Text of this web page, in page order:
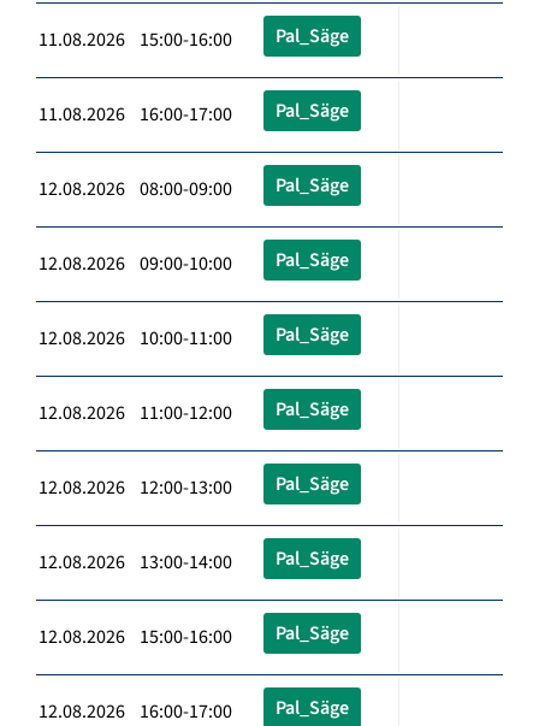
11.08.2026 15:00-16:00 Pal_Säge
11.08.2026 16:00-17:00 Pal_Säge
12.08.2026 08:00-09:00 Pal_Säge
12.08.2026 09:00-10:00 Pal_Säge
12.08.2026 10:00-11:00 Pal_Säge
12.08.2026 11:00-12:00 Pal_Säge
12.08.2026 12:00-13:00 Pal_Säge
12.08.2026 13:00-14:00 Pal_Säge
12.08.2026 15:00-16:00 Pal_Säge
12.08.2026 16:00-17:00 Pal_Säge